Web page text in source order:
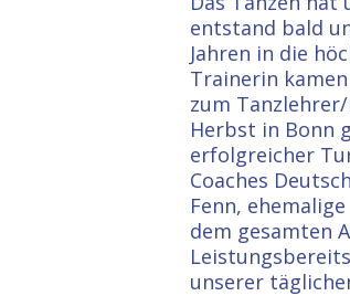
entstand bald
Jahren in die
Trainerin
zum
Herbst in Bonn
erfolgreicher
Coaches
Fenn,
dem gesamten
unserer